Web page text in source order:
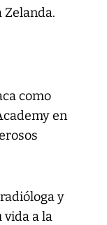
Zelanda.
como
en
y
vida a la